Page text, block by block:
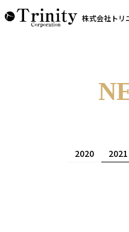
株式会社トリ
2020 2021